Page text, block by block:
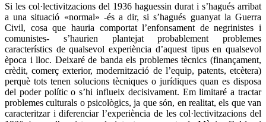
Si les col·lectivitzacions del 1936 haguessin durat i s’hagués arribat
a una situació «normal» -és a dir, si s’hagués guanyat la Guerra
Civil, cosa que hauria comportat l’enfonsament de negrinistes i
comunistes- s’haurien plantejat probablement problemes
característics de qualsevol experiència d’aquest tipus en qualsevol
època i lloc. Deixaré de banda els problemes tècnics (finançament,
crèdit, comerç exterior, modernització de l’equip, patents, etcètera)
perquè tots tenen solucions tècniques o jurídiques quan es disposa
del poder polític o s’hi influeix decisivament. Em limitaré a tractar
problemes culturals o psicològics, ja que són, en realitat, els que van
caracteritzar i diferenciar l’experiència de les col·lectivitzacions del